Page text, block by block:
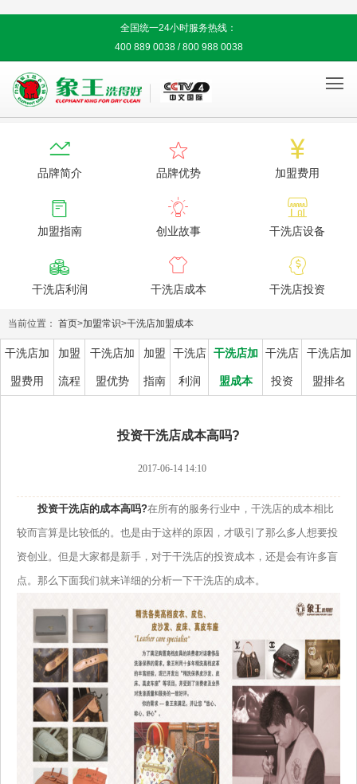
全国统一24小时服务热线：
400 889 0038 / 800 988 0038


品牌简介

品牌优势

加盟费用

加盟指南

创业故事

干洗店设备

干洗店利润

干洗店成本

干洗店投资
当前位置： 首页>加盟常识>干洗店加盟成本
干洗店加
盟费用
加盟
流程
干洗店加
盟优势
加盟
指南
干洗店
利润
干洗店加
盟成本
干洗店
投资
干洗店加
盟排名
投资干洗店成本高吗?
2017-06-14 14:10
投资干洗店的成本高吗?在所有的服务行业中，干洗店的成本相比
较而言算是比较低的。也是由于这样的原因，才吸引了那么多人想要投
资创业。但是大家都是新手，对于干洗店的投资成本，还是会有许多盲
点。那么下面我们就来详细的分析一下干洗店的成本。